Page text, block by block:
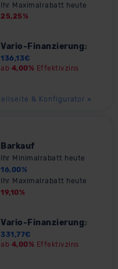
Ihr Maximalrabatt heute
25,25%
Vario-Finanzierung2
136,13€
ab 4,00% Effektivzins
& Konfigurator »
Barkauf
Ihr Minimalrabatt heute
16,00%
Ihr Maximalrabatt heute
19,10%
Vario-Finanzierung 2
331,77€
ab 4,00% Effektivzins